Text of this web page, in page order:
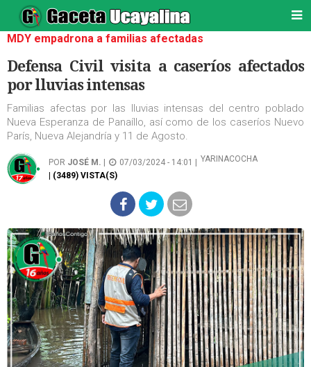
MDY empadrona a familias afectadas
Defensa Civil visita a caseríos afectados
por lluvias intensas
Familias afectas por las lluvias intensas del centro poblado
Nueva Esperanza de Panaíllo, así como de los caseríos Nuevo
París, Nueva Alejandría y 11 de Agosto.
POR JOSÉ M. 07/03/2024 - 14:01 |
YARINACOCHA
| (3489) VISTA(S)